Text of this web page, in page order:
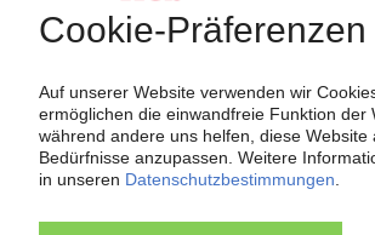
811
Veranstaltungen
42
Interviews
16
In eigener Sache